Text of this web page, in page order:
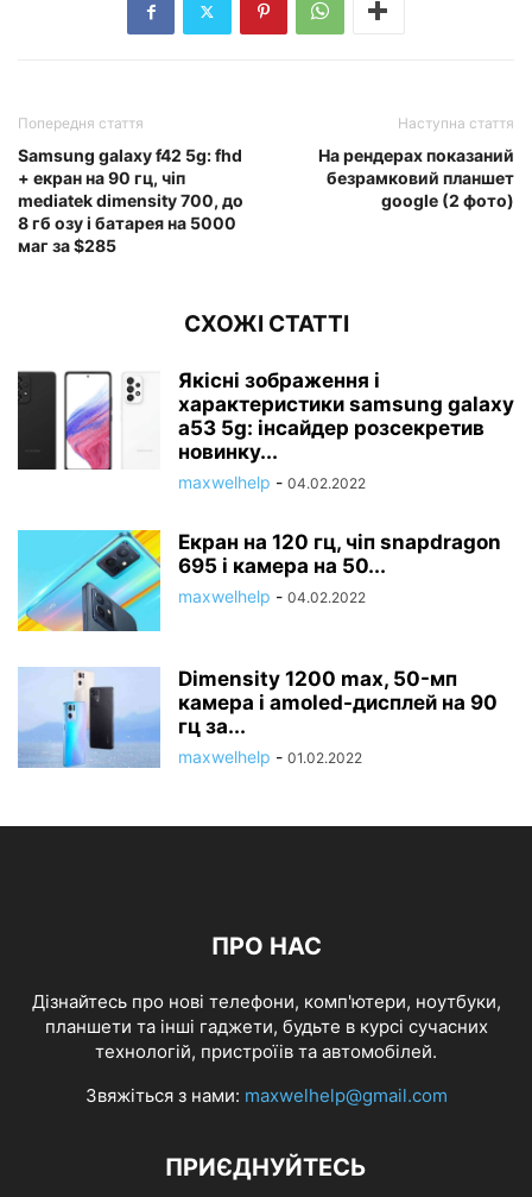
Попередня стаття
Samsung galaxy f42 5g: fhd
+ екран на 90 гц, чіп
mediatek dimensity 700, до
8 гб озу і батарея на 5000
маг за $285
Наступна стаття
На рендерах показаний
безрамковий планшет
google (2 фото)
СХОЖІ СТАТТІ
Якісні зображення і
характеристики samsung galaxy
a53 5g: інсайдер розсекретив
новинку...
maxwelhelp - 04.02.2022
Екран на 120 гц, чіп snapdragon
695 і камера на 50...
maxwelhelp - 04.02.2022
Dimensity 1200 max, 50-мп
камера і amoled-дисплей на 90
гц за...
maxwelhelp - 01.02.2022
ПРО НАС
Дізнайтесь про нові телефони, комп'ютери, ноутбуки,
планшети та інші гаджети, будьте в курсі сучасних
технологій, пристроїів та автомобілей.
Звяжіться з нами: maxwelhelp@gmail.com
ПРИЄДНУЙТЕСЬ